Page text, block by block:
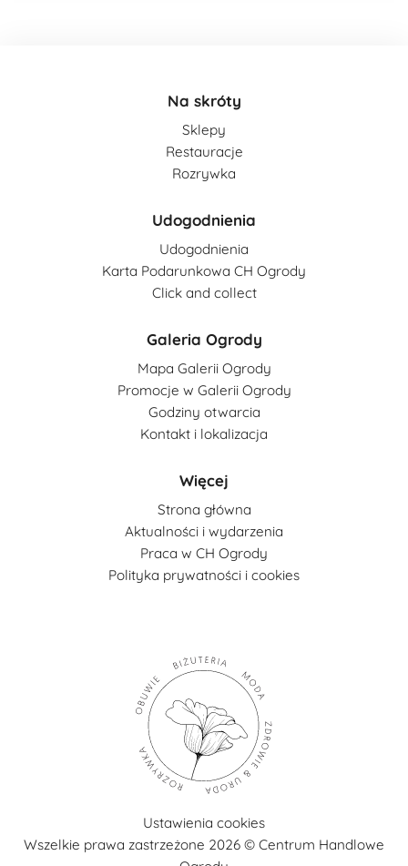
Na skróty
Sklepy
Restauracje
Rozrywka
Udogodnienia
Udogodnienia
Karta Podarunkowa CH Ogrody
Click and collect
Galeria Ogrody
Mapa Galerii Ogrody
Promocje w Galerii Ogrody
Godziny otwarcia
Kontakt i lokalizacja
Więcej
Strona główna
Aktualności i wydarzenia
Praca w CH Ogrody
Polityka prywatności i cookies
Ustawienia cookies
Wszelkie prawa zastrzeżone 2026 © Centrum Handlowe